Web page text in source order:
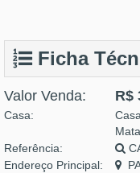
Ficha
Valor Venda: R$
Casa:
Referência:
Endereço Principal: